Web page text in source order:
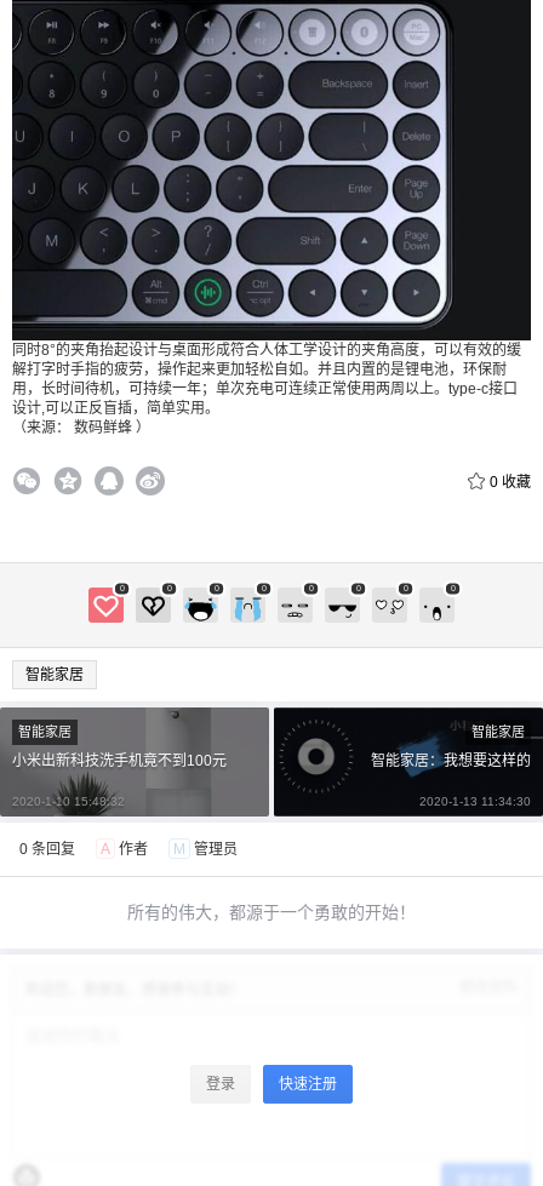
同时8°的夹角抬起设计与桌面形成符合人体工学设计的夹角高度，可以有效的缓
解打字时手指的疲劳，操作起来更加轻松自如。并且内置的是锂电池，环保耐
用，长时间待机，可持续一年；单次充电可连续正常使用两周以上。type-c接口
设计,可以正反盲插，简单实用。
（来源： 数码鲜蜂 ）
0 收藏
0 0 0 0 0 0 0 0
智能家居
2 元 5 元 10 元
20 元 50 元 自定义
付费内容
¥
智能家居
小米出新科技洗手机竟不到100元
2020-1-10 15:48:32
智能家居
智能家居：我想要这样的
2020-1-13 11:34:30
0 条回复 A 作者 M 管理员
所有的伟大，都源于一个勇敢的开始！
登录 快速注册
6位以上
6位以上
忘记密码？ 找回